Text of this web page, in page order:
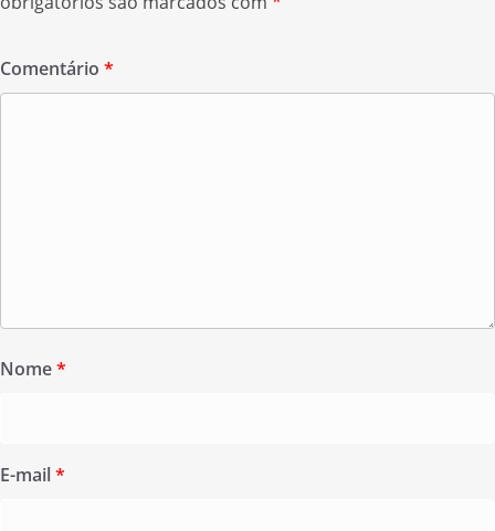
Comentário *
Nome*
E-mail*